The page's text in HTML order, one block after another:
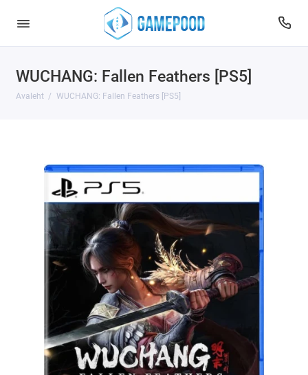
WUCHANG: Fallen Feathers [PS5]
Avaleht WUCHANG: Fallen Feathers [PS5]